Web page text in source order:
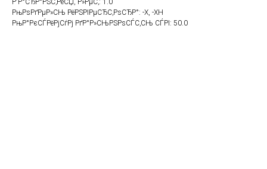
Р“Р°СЂР°РЅС‚РёСЏ, Р»РµС‚: 1.0
РњРѕРґРµР»СЊ РёРЅРІРµСЂС‚РѕСЂР°: -X, -XH
РњР°РєСЃРёРјСѓРј РґР°Р»СЊРЅРѕСЃС‚СЊ СЃРІ: 50.0